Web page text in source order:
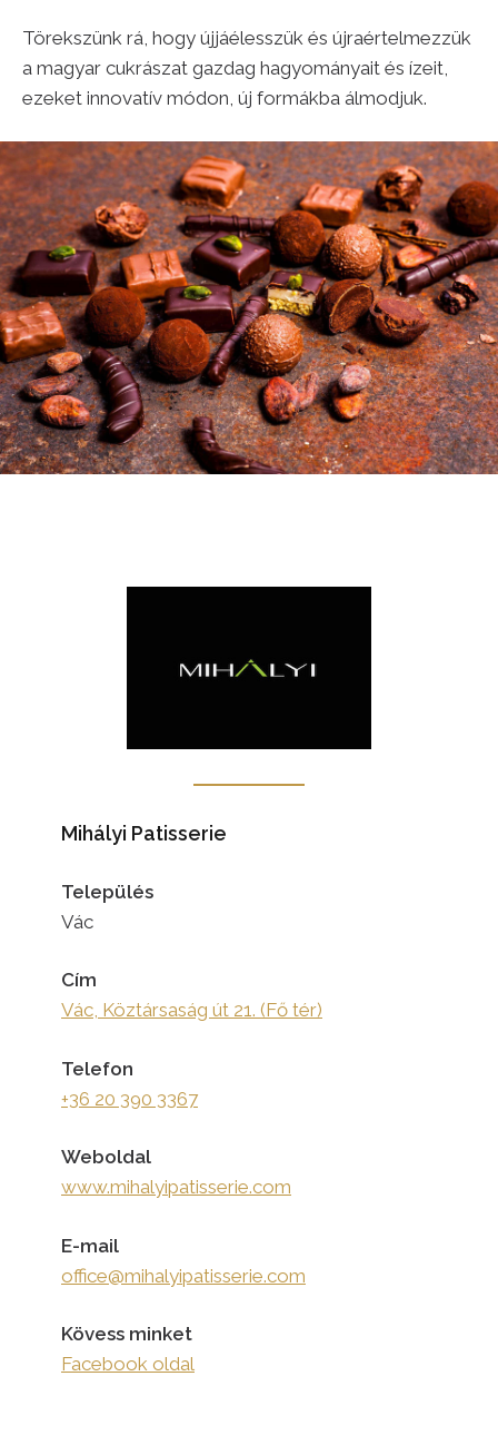
Törekszünk rá, hogy újjáélesszük és újraértelmezzük
a magyar cukrászat gazdag hagyományait és ízeit,
ezeket innovatív módon, új formákba álmodjuk.
Mihályi Patisserie
Település
Vác
Cím
Vác, Köztársaság út 21. (Fő tér)
Telefon
+36 20 390 3367
Weboldal
www.mihalyipatisserie.com
E-mail
office@mihalyipatisserie.com
Kövess minket
Facebook oldal